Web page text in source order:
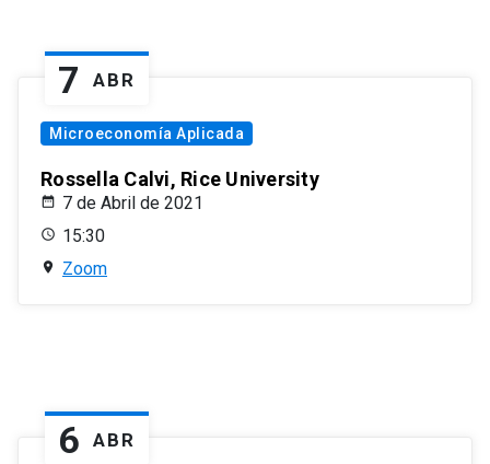
7 ABR
Microeconomía Aplicada
Rossella Calvi, Rice University
7 de Abril de 2021
15:30
Zoom
6 ABR